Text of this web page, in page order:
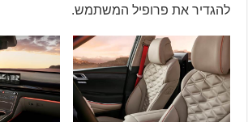
להגדיר את פרופיל המשתמש.